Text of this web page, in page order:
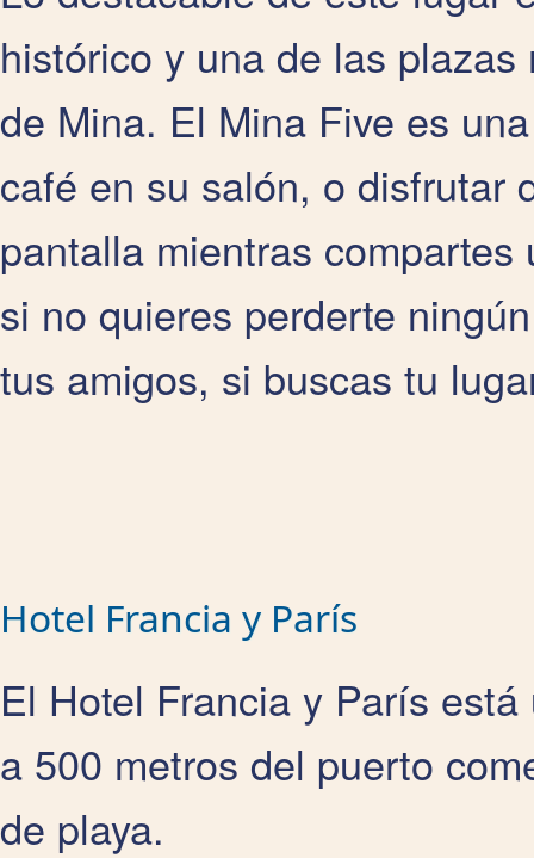
histórico y una de las
de Mina. El Mina Five es
café en su salón, o disfrutar
pantalla mientras
si no quieres perderte
tus amigos, si buscas tu
Hotel Francia y París
El Hotel Francia y París
a 500 metros del puerto
de playa.